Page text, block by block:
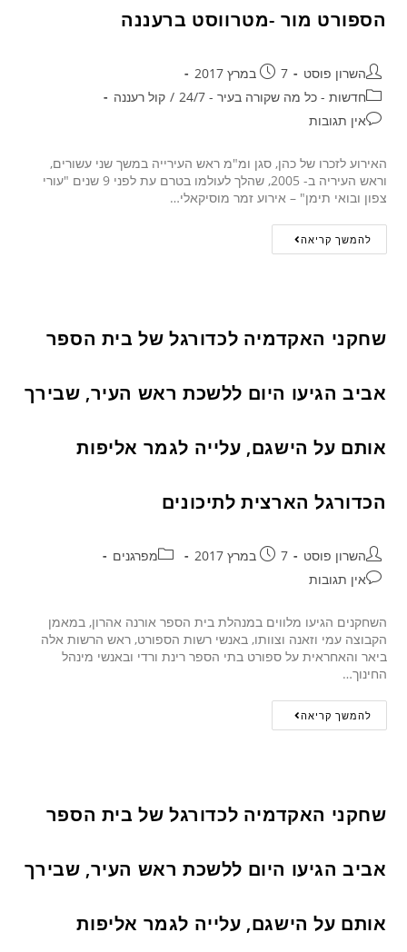
הספורט מור -מטרווסט ברעננה
השרון פוסט
7 במרץ 2017
חדשות - כל מה שקורה בעיר - 24/7
/ קול רעננה
אין תגובות
האירוע לזכרו של כהן, סגן ומ"מ ראש העירייה במשך שני עשורים,
וראש העיריה ב- 2005, שהלך לעולמו בטרם עת לפני 9 שנים "עורי
צפון ובואי תימן" – אירוע זמר מוסיקאלי…
להמשך קריאה
שחקני האקדמיה לכדורגל של בית הספר
אביב הגיעו היום ללשכת ראש העיר, שבירך
אותם על הישגם, עלייה לגמר אליפות
הכדורגל הארצית לתיכונים
השרון פוסט 7 במרץ 2017
מפרגנים
אין תגובות
השחקנים הגיעו מלווים במנהלת בית הספר אורנה אהרון, במאמן
הקבוצה עמי וזאנה וצוותו, באנשי רשות הספורט, ראש הרשות אלה
ביאר והאחראית על ספורט בתי הספר רינת ורדי ובאנשי מינהל
החינוך…
להמשך קריאה
שחקני האקדמיה לכדורגל של בית הספר
אביב הגיעו היום ללשכת ראש העיר, שבירך
אותם על הישגם, עלייה לגמר אליפות